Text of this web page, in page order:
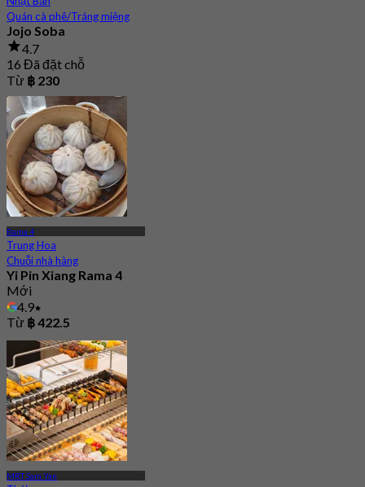
Quán cà phê/Tráng miệng
Jojo Soba
4.7
16 Đã đặt chỗ
Từ ฿ 230
Rama 4
Trung Hoa
Chuỗi nhà hàng
Yi Pin Xiang Rama 4
Mới
4.9
Từ ฿ 422.5
MRT Sam Yan